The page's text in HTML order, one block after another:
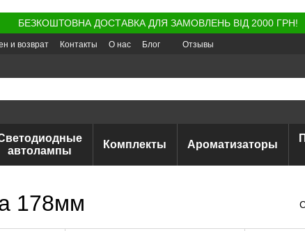
БЕЗКОШТОВНА ДОСТАВКА ДЛЯ ЗАМОВЛЕНЬ ВІД 2000 ГРН!
и возврат Контакты О нас Блог Отзывы
автолампы
Комплекты Ароматизаторы
178мм